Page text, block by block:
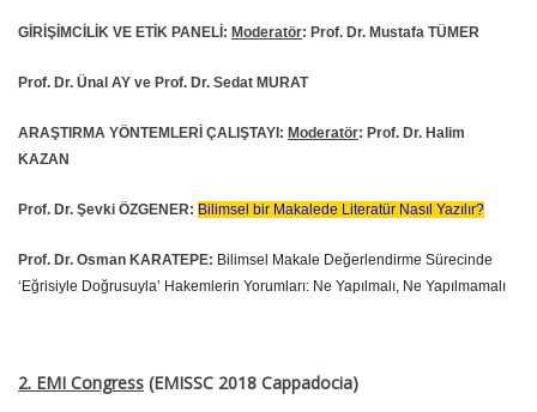
GİRİŞİMCİLİK VE ETİK PANELİ: Moderatör: Prof. Dr. Mustafa TÜMER
Prof. Dr. Ünal AY ve Prof. Dr. Sedat MURAT
ARAŞTIRMA YÖNTEMLERİ ÇALIŞTAYI: Moderatör: Prof. Dr. Halim
KAZAN
Prof. Dr. Şevki ÖZGENER: Bilimsel bir Makalede Literatür Nasıl Yazılır?
Prof. Dr. Osman KARATEPE: Bilimsel Makale Değerlendirme Sürecinde
‘Eğrisiyle Doğrusuyla’ Hakemlerin Yorumları: Ne Yapılmalı, Ne Yapılmamalı
2. EMI Congress (EMISSC 2018 Cappadocia)